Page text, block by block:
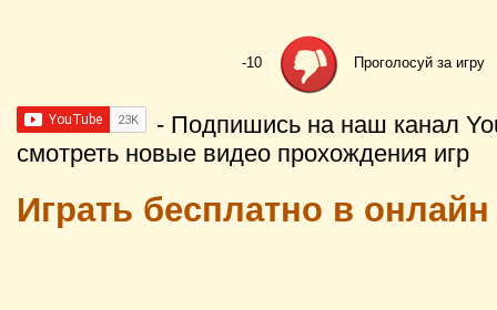
-10 Проголосуй за игру
- Подпишись на наш канал
смотреть новые видео прохождения игр
Играть бесплатно в